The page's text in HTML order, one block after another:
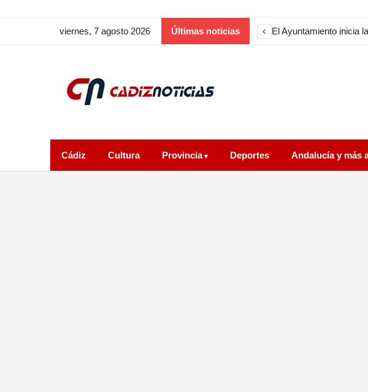
viernes, 7 agosto 2026 Últimas noticias ‹
Cádiz Cultura Provincia Deportes Andalucía y más